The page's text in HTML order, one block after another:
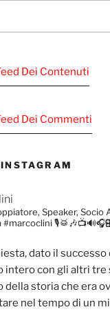
Dei Contenuti
Dei Commenti
Speaker, Socio
#marcoclini